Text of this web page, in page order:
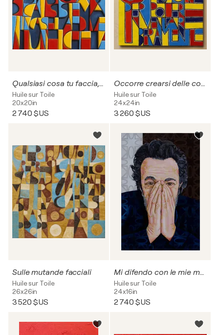
Qualsiasi cosa tu faccia, qualsiasi cosa tu dica, il sistema t'incasella e diventi un'etichetta
Huile sur Toile
20x20in
2 740 $US
Occorre crearsi delle costrizioni per potere inventare liberamente (omaggio a Umberto Eco)
Huile sur Toile
24x24in
3 260 $US
Sulle mutande facciali
Huile sur Toile
26x26in
3 520 $US
Mi difendo con le mie mani e ti guardo negli occhi
Huile sur Toile
24x16in
2 740 $US